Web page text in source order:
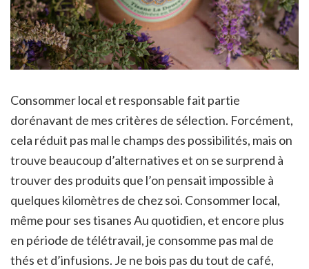
Consommer local et responsable fait partie
dorénavant de mes critères de sélection. Forcément,
cela réduit pas mal le champs des possibilités, mais on
trouve beaucoup d’alternatives et on se surprend à
trouver des produits que l’on pensait impossible à
quelques kilomètres de chez soi. Consommer local,
même pour ses tisanes Au quotidien, et encore plus
en période de télétravail, je consomme pas mal de
thés et d’infusions. Je ne bois pas du tout de café,